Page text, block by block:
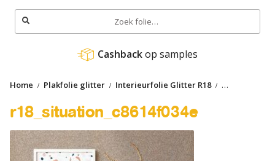
Zoeken
naar:
Effen
Marmer
Glitter
Natuursteen
Textiel
Cashback op samples
Home Plakfolie glitter
Interieurfolie Glitter R18
r18_situation_c8614f034e